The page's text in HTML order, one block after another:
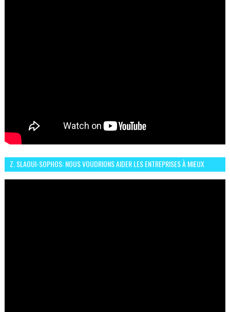
Z. SLAOUI-SOPHOS: NOUS VOUDRIONS AIDER LES ENTREPRISES À MIEUX